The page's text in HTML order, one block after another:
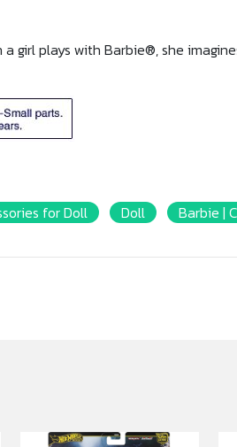
girl plays with Barbie®, she
for Doll Doll Barbie |